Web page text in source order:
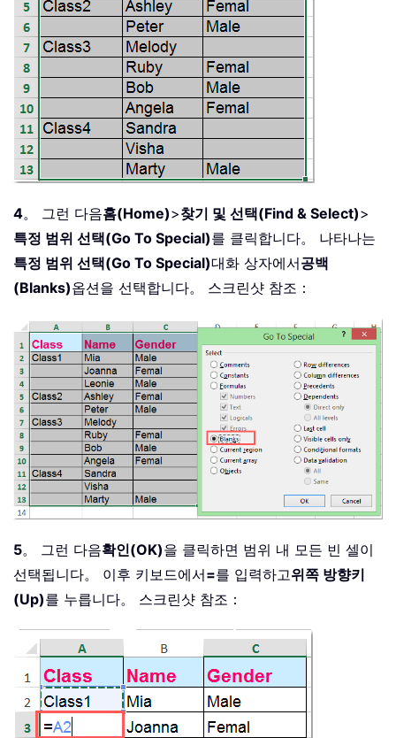
4。 그런 다음홈(Home)>찾기 및 선택(Find & Select)>
특정 범위 선택(Go To Special)를 클릭합니다。 나타나는
특정 범위 선택(Go To Special)대화 상자에서공백
(Blanks)옵션을 선택합니다。 스크린샷 참조：
5。 그런 다음확인(OK)을 클릭하면 범위 내 모든 빈 셀이
선택됩니다。 이후 키보드에서=를 입력하고위쪽 방향키
(Up)를 누릅니다。 스크린샷 참조：